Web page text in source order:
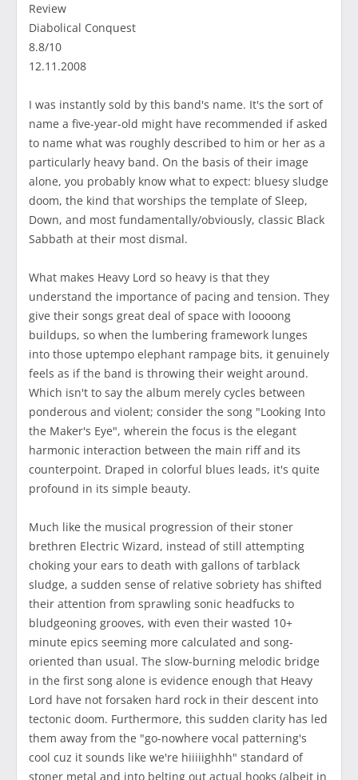
Review
Diabolical Conquest
8.8/10
12.11.2008
I was instantly sold by this band's name. It's the sort of
name a five-year-old might have recommended if asked
to name what was roughly described to him or her as a
particularly heavy band. On the basis of their image
alone, you probably know what to expect: bluesy sludge
doom, the kind that worships the template of Sleep,
Down, and most fundamentally/obviously, classic Black
Sabbath at their most dismal.
What makes Heavy Lord so heavy is that they
understand the importance of pacing and tension. They
give their songs great deal of space with loooong
buildups, so when the lumbering framework lunges
into those uptempo elephant rampage bits, it genuinely
feels as if the band is throwing their weight around.
Which isn't to say the album merely cycles between
ponderous and violent; consider the song "Looking Into
the Maker's Eye", wherein the focus is the elegant
harmonic interaction between the main riff and its
counterpoint. Draped in colorful blues leads, it's quite
profound in its simple beauty.
Much like the musical progression of their stoner
brethren Electric Wizard, instead of still attempting
choking your ears to death with gallons of tarblack
sludge, a sudden sense of relative sobriety has shifted
their attention from sprawling sonic headfucks to
bludgeoning grooves, with even their wasted 10+
minute epics seeming more calculated and song-
oriented than usual. The slow-burning melodic bridge
in the first song alone is evidence enough that Heavy
Lord have not forsaken hard rock in their descent into
tectonic doom. Furthermore, this sudden clarity has led
them away from the "go-nowhere vocal patterning's
cool cuz it sounds like we're hiiiiighhh" standard of
stoner metal and into belting out actual hooks (albeit in